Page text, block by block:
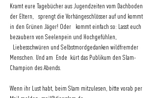
Kramt eure Tagebücher aus Jugendzeiten vom Dachboden
der Eltern,   sprengt die Vorhängeschlösser auf und kommt
in den Grünen Jäger! Oder   kommt einfach so: Lasst euch
bezaubern von Seelenpein und Hochgefühlen,
Liebesschwüren und Selbstmordgedanken wildfremder
Menschen. Und am  Ende  kürt das Publikum den Slam-
Champion des Abends.
Wenn ihr Lust habt, beim Slam mitzulesen, bitte vorab per